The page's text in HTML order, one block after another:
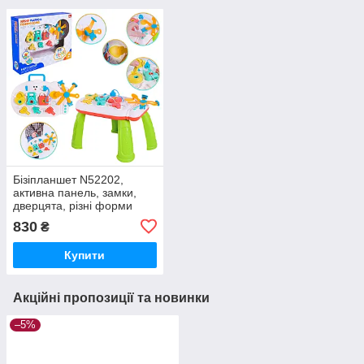
Бізіпланшет N52202,
активна панель, замки,
дверцята, різні форми
830 ₴
Купити
Акційні пропозиції та новинки
–5%